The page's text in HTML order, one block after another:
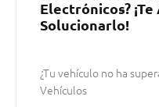
Electrónicos?
Solucionarlo!
¿Tu vehículo no ha
Vehículos